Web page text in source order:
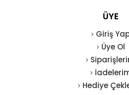
ÜYE
Giriş
Üye Ol
Hediye